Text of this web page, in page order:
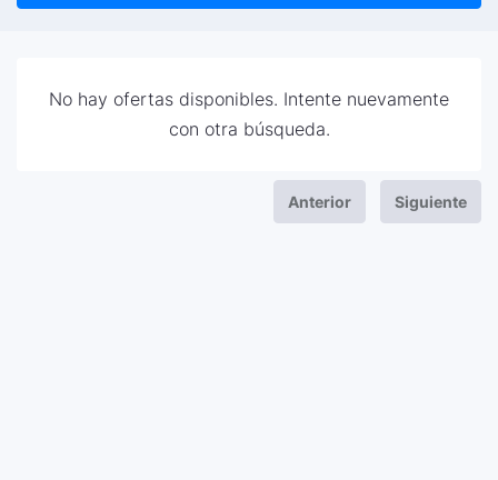
No hay ofertas disponibles. Intente nuevamente
con otra búsqueda.
Anterior Siguiente